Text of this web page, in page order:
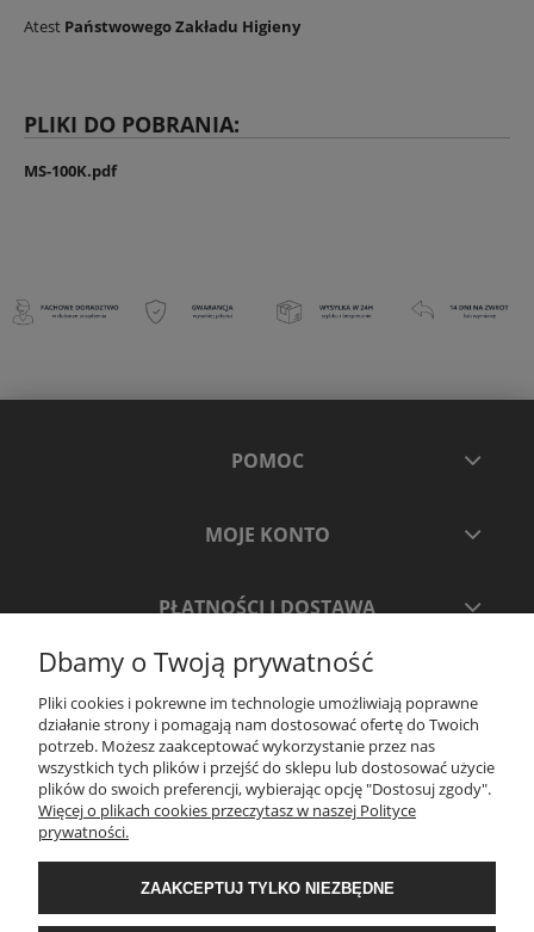
Atest Państwowego Zakładu Higieny
PLIKI DO POBRANIA:
MS-100K.pdf
POMOC
MOJE KONTO
PŁATNOŚCI I DOSTAWA
INFORMACJE
O NAS
.Realizacja: ADVERTNET.PL
Dbamy o Twoją prywatność
Pliki cookies i pokrewne im technologie umożliwiają poprawne
działanie strony i pomagają nam dostosować ofertę do Twoich
potrzeb. Możesz zaakceptować wykorzystanie przez nas
wszystkich tych plików i przejść do sklepu lub dostosować użycie
plików do swoich preferencji, wybierając opcję "Dostosuj zgody".
Więcej o plikach cookies przeczytasz w naszej Polityce
prywatności.
ZAAKCEPTUJ TYLKO NIEZBĘDNE